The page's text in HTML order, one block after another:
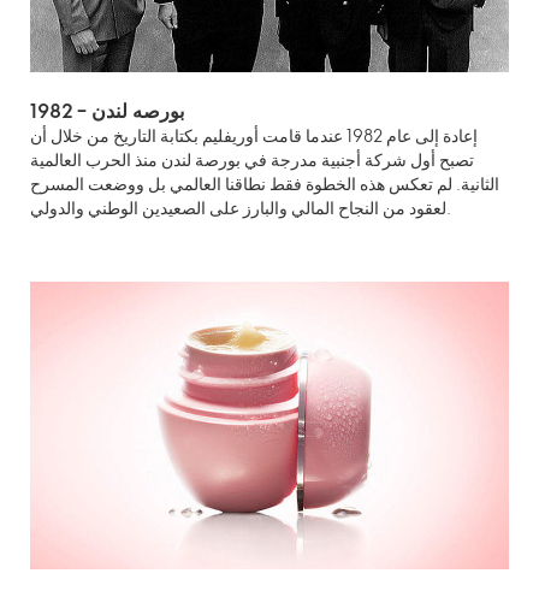
1982 – بورصه لندن
إعادة إلى عام 1982 عندما قامت أوريفليم بكتابة التاريخ من خلال أن
تصبح أول شركة أجنبية مدرجة في بورصة لندن منذ الحرب العالمية
الثانية. لم تعكس هذه الخطوة فقط نطاقنا العالمي بل ووضعت المسرح
لعقود من النجاح المالي والبارز على الصعيدين الوطني والدولي.